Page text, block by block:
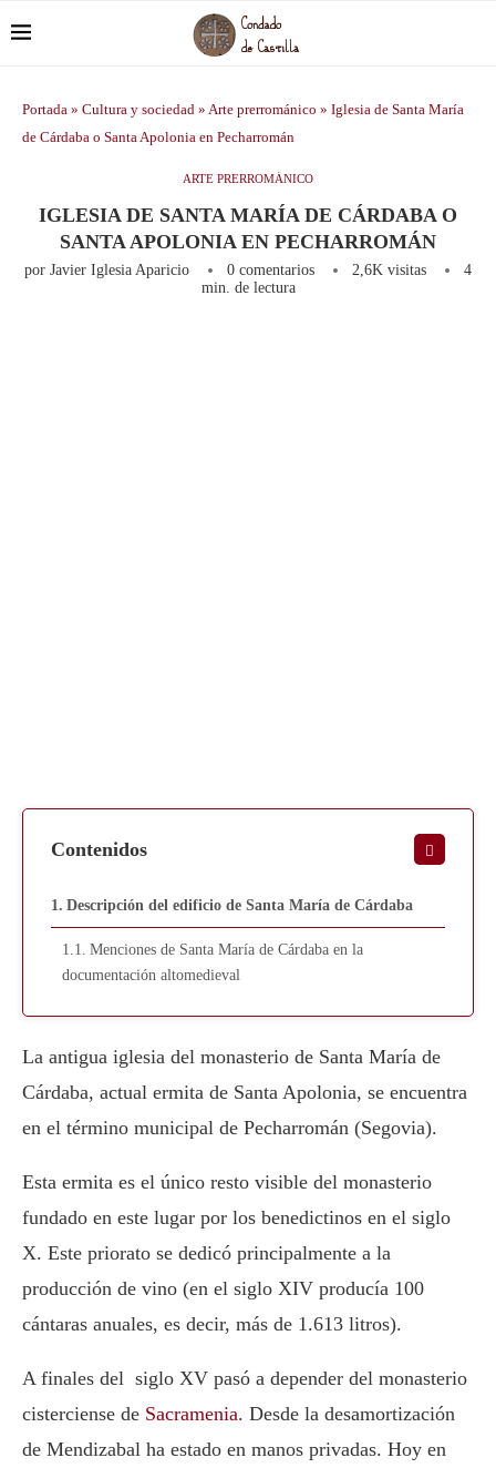
Portada » Cultura y sociedad » Arte prerrománico » Iglesia de Santa María
de Cárdaba o Santa Apolonia en Pecharromán
ARTE PRERROMÁNICO
IGLESIA DE SANTA MARÍA DE CÁRDABA O
SANTA APOLONIA EN PECHARROMÁN
por Javier Iglesia Aparicio 0 comentarios 2,6K visitas
4
min. de lectura
Contenidos
Descripción del edificio de Santa María de Cárdaba
Menciones de Santa María de Cárdaba en la
documentación altomedieval
La antigua iglesia del monasterio de Santa María de
Cárdaba, actual ermita de Santa Apolonia, se encuentra
en el término municipal de Pecharromán (Segovia).
Esta ermita es el único resto visible del monasterio
fundado en este lugar por los benedictinos en el siglo
X. Este priorato se dedicó principalmente a la
producción de vino (en el siglo XIV producía 100
cántaras anuales, es decir, más de 1.613 litros).
A finales del siglo XV pasó a depender del monasterio
cisterciense de Sacramenia. Desde la desamortización
de Mendizabal ha estado en manos privadas. Hoy en